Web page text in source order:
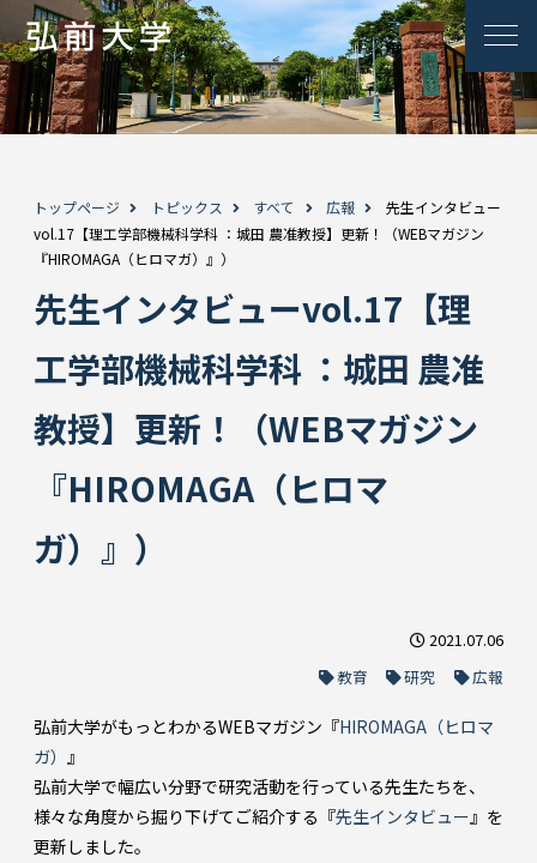
トップページ トピックス すべて 広報
先生インタビュー
vol.17【理工学部機械科学科 ：城田 農准教授】更新！（WEBマガジン
『HIROMAGA（ヒロマガ）』）
先生インタビューvol.17【理
工学部機械科学科 ：城田 農准
教授】更新！（WEBマガジン
『HIROMAGA（ヒロマ
ガ）』）
2021.07.06
教育
研究 広報
弘前大学がもっとわかるWEBマガジン『HIROMAGA（ヒロマ
ガ） 』
弘前大学で幅広い分野で研究活動を行っている先生たちを、
様々な角度から掘り下げてご紹介する『先生インタビュー』を
更新しました。